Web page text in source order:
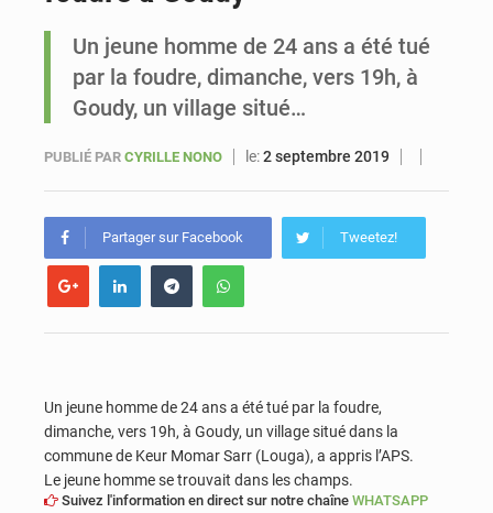
Sénégal : Ousmane Diagne prêtera serment le 11 août comme président du Conseil constitutionnel
Un jeune homme de 24 ans a été tué
par la foudre, dimanche, vers 19h, à
Goudy, un village situé…
PUBLIÉ PAR CYRILLE NONO le:2 septembre 2019
Partager sur Facebook Tweetez!
Un jeune homme de 24 ans a été tué par la foudre,
dimanche, vers 19h, à Goudy, un village situé dans la
commune de Keur Momar Sarr (Louga), a appris l’APS.
Le jeune homme se trouvait dans les champs.
Suivez l'information en direct sur notre chaîne WHATSAPP